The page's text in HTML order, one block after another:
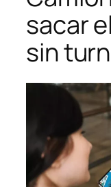
sacar
sin